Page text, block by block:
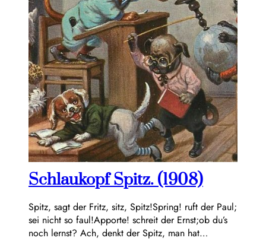
Schlaukopf Spitz. (1908)
Spitz, sagt der Fritz, sitz, Spitz!Spring! ruft der Paul;
sei nicht so faul!Apporte! schreit der Ernst;ob du’s
noch lernst? Ach, denkt der Spitz, man hat…